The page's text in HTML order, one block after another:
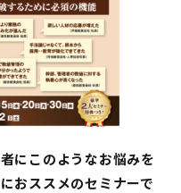
にこのようなお悩みを
おススメのセミナーで